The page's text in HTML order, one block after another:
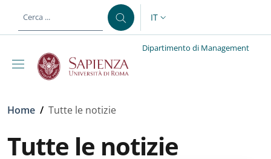
al contenuto principale
SELETTORE LINGUA:
IT
Dipartimento di Management
Briciole di pane
Home / Tutte le notizie
Tutte le notizie